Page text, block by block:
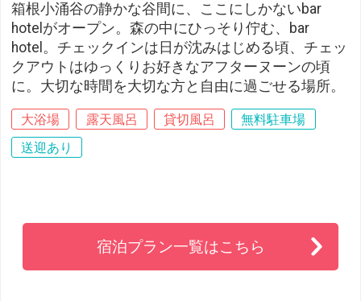
箱根小涌谷の静かな谷間に、ここにしかないbar
hotelがオープン。森の中にひっそり佇む、bar
hotel。チェックインは日が沈みはじめる頃、チェッ
クアウトはゆっくりお好きなアフターヌーンの頃
に。大切な時間を大切な方と自由に過ごせる場所。
大浴場 露天風呂 貸切風呂
無料駐車場
送迎あり
宿泊プラン一覧はこちら